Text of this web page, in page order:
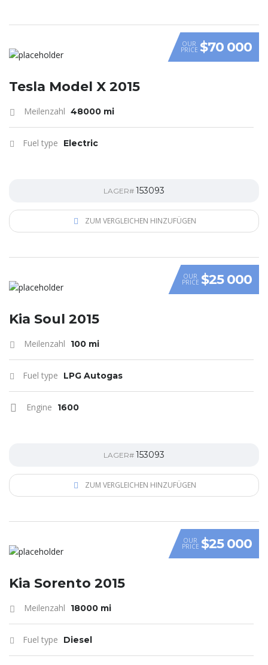
OUR
PRICE $70 000
Tesla Model X 2015
Meilenzahl 48000 mi
Fuel type Electric
LAGER# 153093
ZUM VERGLEICHEN HINZUFÜGEN
VIDEO
OUR
PRICE $25 000
Kia Soul 2015
Meilenzahl 100 mi
Fuel type LPG Autogas
Engine 1600
LAGER# 153093
ZUM VERGLEICHEN HINZUFÜGEN
OUR
PRICE $25 000
Kia Sorento 2015
Meilenzahl 18000 mi
Fuel type Diesel